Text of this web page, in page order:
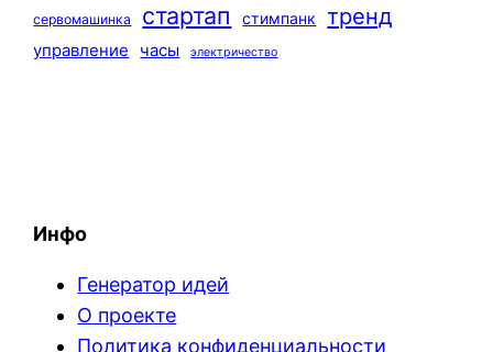
сервомашинка стартап стимпанк тренд
управление часы электричество
Инфо
Генератор идей
О проекте
Политика конфиденциальности